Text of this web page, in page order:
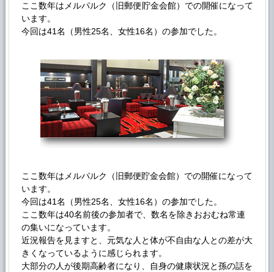
ここ数年はメルパルク（旧郵便貯金会館）での開催になって
います。
今回は41名（男性25名、女性16名）の参加でした。
ここ数年はメルパルク（旧郵便貯金会館）での開催になって
います。
今回は41名（男性25名、女性16名）の参加でした。
ここ数年は40名前後の参加者で、数名を除きおおむね常連
の集いになっています。
近況報告を見ますと、元気な人と体が不自由な人との差が大
きくなっているように感じられます。
大部分の人が後期高齢者になり、自身の健康状況と孫の話を